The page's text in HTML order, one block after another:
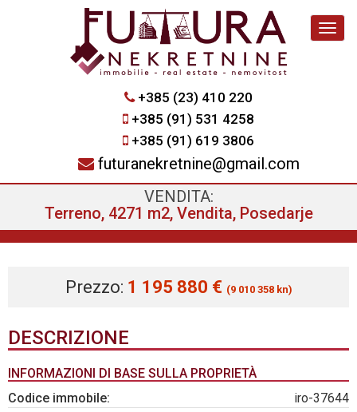
+385 (23) 410 220
+385 (91) 531 4258
+385 (91) 619 3806
futuranekretnine@gmail.com
VENDITA:
Terreno, 4271 m2, Vendita, Posedarje
Prezzo: 1 195 880 € (9 010 358 kn)
DESCRIZIONE
INFORMAZIONI DI BASE SULLA PROPRIETÀ
Codice immobile:
iro-37644